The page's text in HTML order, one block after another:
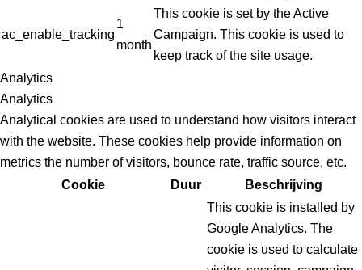
ac_enable_tracking
1
month
This cookie is set by the Active
Campaign. This cookie is used to
keep track of the site usage.
Analytics
Analytics
Analytical cookies are used to understand how visitors interact
with the website. These cookies help provide information on
metrics the number of visitors, bounce rate, traffic source, etc.
Cookie
Duur Beschrijving
This cookie is installed by
Google Analytics. The
cookie is used to calculate